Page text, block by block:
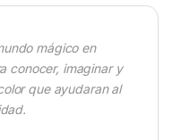
mágico en
conocer, imaginar y
que ayudaran al